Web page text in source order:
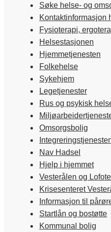
Søke helse- og
Kontaktinformasjon
Fysioterapi,
Helsestasjonen
Hjemmetjenesten
Folkehelse
Sykehjem
Legetjenester
Rus og psykisk
Omsorgsbolig
Nav Hadsel
Hjelp i hjemmet
Vesterålen og
Krisesenteret
Informasjon til
Startlån og bostøtte
Kommunal bolig